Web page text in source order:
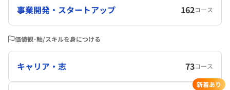
事業開発・スタートアップ 162コース
価値観･軸/スキルを身につける
キャリア・志 73コース
新着あり